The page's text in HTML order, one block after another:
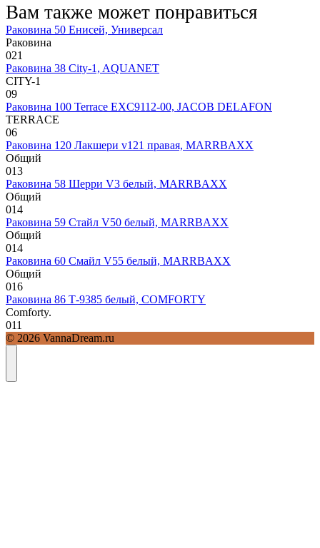
Вам также может понравиться
Раковина 50 Енисей, Универсал
Раковина
021
Раковина 38 City-1, AQUANET
CITY-1
09
Раковина 100 Terrace EXC9112-00, JACOB DELAFON
TERRACE
06
Раковина 120 Лакшери v121 правая, MARRBAXX
Общий
013
Раковина 58 Шерри V3 белый, MARRBAXX
Общий
014
Раковина 59 Стайл V50 белый, MARRBAXX
Общий
014
Раковина 60 Смайл V55 белый, MARRBAXX
Общий
016
Раковина 86 Т-9385 белый, COMFORTY
Comforty.
011
© 2026 VannaDream.ru